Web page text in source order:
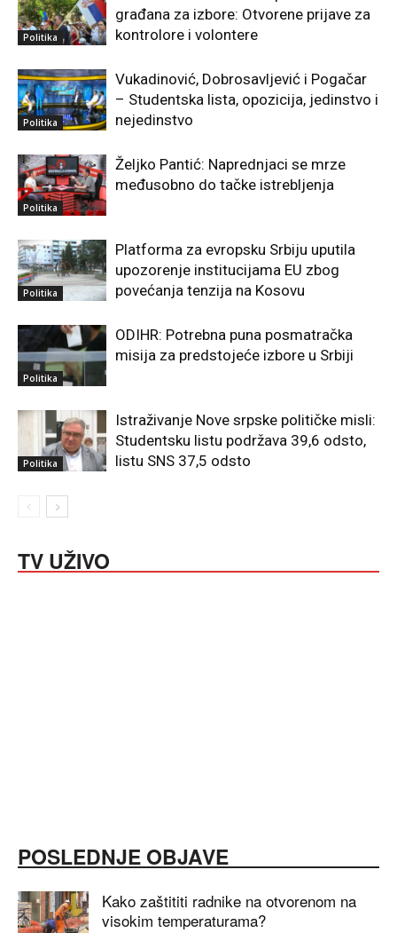
Politika
građana za izbore: Otvorene prijave za
kontrolore i volontere
Politika
Vukadinović, Dobrosavljević i Pogačar
– Studentska lista, opozicija, jedinstvo i
nejedinstvo
Politika
Željko Pantić: Naprednjaci se mrze
međusobno do tačke istrebljenja
Politika
Platforma za evropsku Srbiju uputila
upozorenje institucijama EU zbog
povećanja tenzija na Kosovu
Politika
ODIHR: Potrebna puna posmatračka
misija za predstojeće izbore u Srbiji
Politika
Istraživanje Nove srpske političke misli:
Studentsku listu podržava 39,6 odsto,
listu SNS 37,5 odsto
TV UŽIVO
POSLEDNJE OBJAVE
Kako zaštititi radnike na otvorenom na
visokim temperaturama?